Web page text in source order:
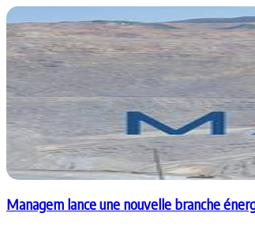
Managem lance une nouvelle branche